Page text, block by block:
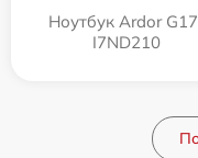
Ноутбук Ardor
I7ND210